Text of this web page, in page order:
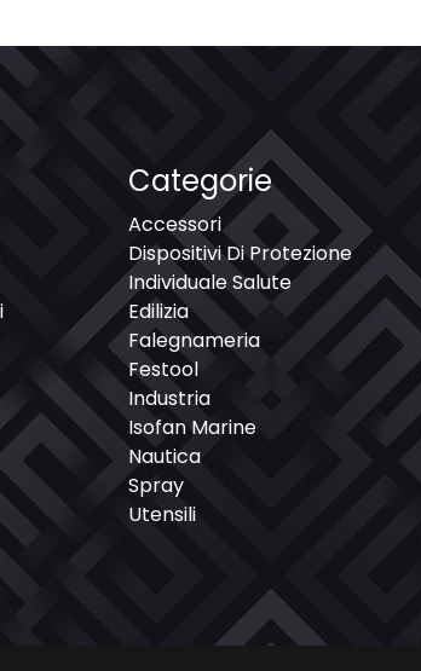
Categorie
Accessori
Dispositivi Di Protezione
Individuale Salute
Edilizia
Falegnameria
Festool
Industria
Isofan Marine
Nautica
Spray
Utensili